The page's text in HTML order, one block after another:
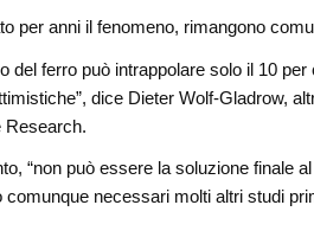
per anni il fenomeno, rimangono
del ferro può intrappolare solo il 10
dice Dieter Wolf-Gladrow,
Research.
“non può essere la soluzione finale
necessari molti altri studi